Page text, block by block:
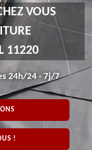
VOUS
11220
24h/24 - 7j/7
!